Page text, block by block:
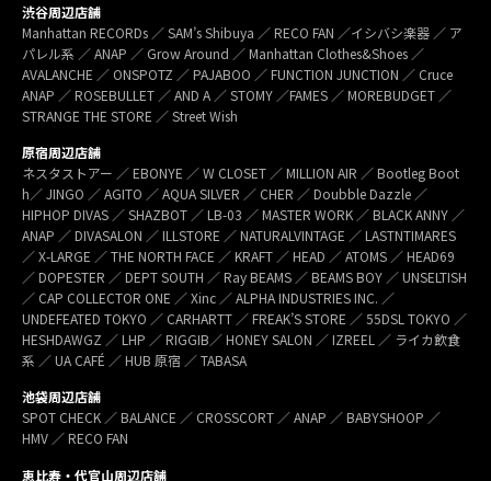
渋谷周辺店舗
Manhattan RECORDs ／ SAM’s Shibuya ／ RECO FAN ／イシバシ楽器 ／ ア
パレル系 ／ ANAP ／ Grow Around ／ Manhattan Clothes&Shoes ／
AVALANCHE ／ ONSPOTZ ／ PAJABOO ／ FUNCTION JUNCTION ／ Cruce
ANAP ／ ROSEBULLET ／ AND A ／ STOMY ／FAMES ／ MOREBUDGET ／
STRANGE THE STORE ／ Street Wish
原宿周辺店舗
ネスタストアー ／ EBONYE ／ W CLOSET ／ MILLION AIR ／ Bootleg Boot
h／ JINGO ／ AGITO ／ AQUA SILVER ／ CHER ／ Doubble Dazzle ／
HIPHOP DIVAS ／ SHAZBOT ／ LB-03 ／ MASTER WORK ／ BLACK ANNY ／
ANAP ／ DIVASALON ／ ILLSTORE ／ NATURALVINTAGE ／ LASTNTIMARES
／ X-LARGE ／ THE NORTH FACE ／ KRAFT ／ HEAD ／ ATOMS ／ HEAD69
／ DOPESTER ／ DEPT SOUTH ／ Ray BEAMS ／ BEAMS BOY ／ UNSELTISH
／ CAP COLLECTOR ONE ／ Xinc ／ ALPHA INDUSTRIES INC. ／
UNDEFEATED TOKYO ／ CARHARTT ／ FREAK’S STORE ／ 55DSL TOKYO ／
HESHDAWGZ ／ LHP ／ RIGGIB／ HONEY SALON ／ IZREEL ／ ライカ飲食
系 ／ UA CAFÉ ／ HUB 原宿 ／ TABASA
池袋周辺店舗
SPOT CHECK ／ BALANCE ／ CROSSCORT ／ ANAP ／ BABYSHOOP ／
HMV ／ RECO FAN
恵比寿・代官山周辺店舗